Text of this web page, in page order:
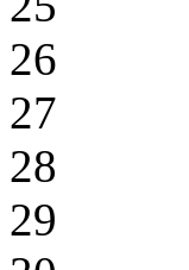
26
27
28
29